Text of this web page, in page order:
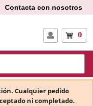
Contacta con nosotros
0
Cualquier pedido
ni completado.